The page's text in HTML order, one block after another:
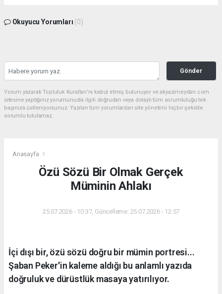
Okuyucu Yorumları (0)
Gönder
Yorum yazarak Topluluk Kuralları’nı kabul etmiş bulunuyor ve akyazimeydan.com
sitesine yaptığınız yorumunuzla ilgili doğrudan veya dolaylı tüm sorumluluğu tek
başınıza üstleniyorsunuz. Yazılan tüm yorumlardan site yönetimi hiçbir şekilde
sorumlu tutulamaz.
Anasayfa
Özü Sözü Bir Olmak Gerçek
Müminin Ahlakı
25.07.2026 - 10:37, Güncelleme: 25.07.2026 - 12:57
İçi dışı bir, özü sözü doğru bir mümin portresi...
Şaban Peker'in kaleme aldığı bu anlamlı yazıda
doğruluk ve dürüstlük masaya yatırılıyor.